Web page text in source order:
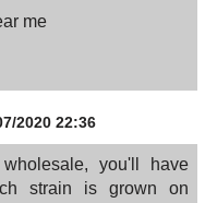
me
2020 22:36
you'll have
strain is grown on